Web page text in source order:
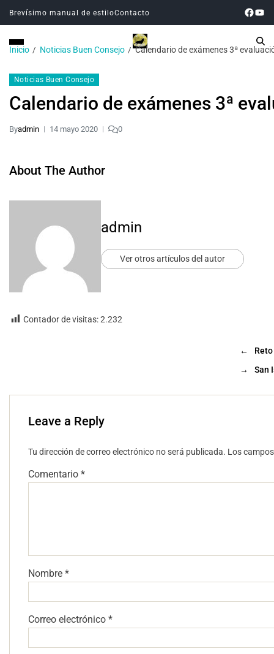
Brevísimo manual de estiloContacto
Inicio Noticias Buen Consejo Calendario de exámenes 3ª
Noticias Buen Consejo
Calendario de exámenes 3ª
Byadmin 14 mayo 2020 0
About The Author
admin
Ver otros artículos del autor
Contador de visitas:2.232
←
→
San
Leave a Reply
Tu dirección de correo electrónico no será publicada. Los
Comentario *
Nombre *
Correo electrónico *